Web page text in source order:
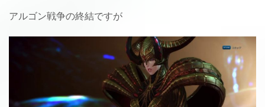
アルゴン戦争の終結ですが